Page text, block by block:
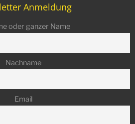
Anmeldung
oder ganzer Name
Nachname
Email